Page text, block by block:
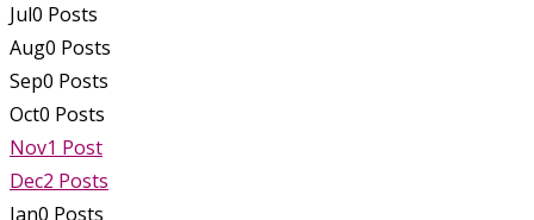
Jul0 Posts
Aug0 Posts
Sep0 Posts
Oct0 Posts
Nov1 Post
Dec2 Posts
Jan0 Posts